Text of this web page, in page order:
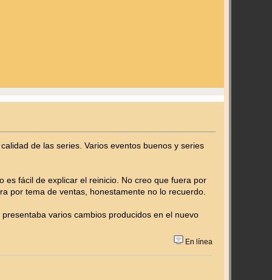
de las series. Varios eventos buenos y series
es fácil de explicar el reinicio. No creo que fuera por
por tema de ventas, honestamente no lo recuerdo.
varios cambios producidos en el nuevo
En línea